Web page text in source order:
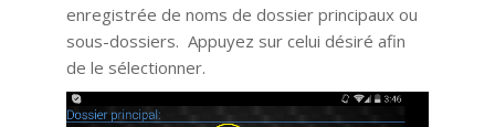
enregistrée de noms de dossier principaux ou
sous-dossiers. Appuyez sur celui désiré afin
de le sélectionner.